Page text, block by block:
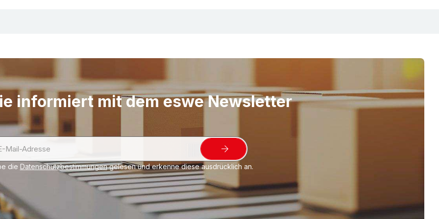
auch im Sinne des VerpackG.
Diese mindestens 30% enthaltenen, recycelten Rohstoffe setzen sich
bei CLIMAFLEX® naturefoam Produkten aus "klassischem" LDPE
Rezyklat sowie massenbilanzierte Rohstoffen zusammen. Dabei
wiederverwertbare, biologische "Abfälle" aus der Land- und
Forstwirtschaft (wie bspw. gerbauchtes Speiseöl) welche während
des Herstellungsprozesses in die entsprechenden Bausteine für die
Herstellung von Polyethylen (LDPE) umgewandelt werden.
Erfahren Sie unterRecycling und Nachhaltigkeit | NOMAFOAM®
nachhaltig Sie mit NOMAPACK® Schaumprofilen verpacken.
informiert mit dem eswe Newsletter
die Datenschutzbestimmungengelesen und erkenne diese ausdrücklich an.